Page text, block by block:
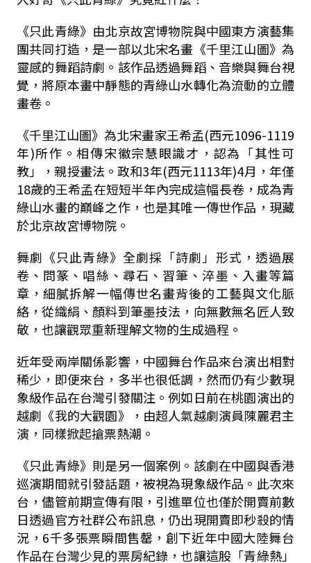
《只此青綠》由北京故宮博物院與中國東方演藝集
團共同打造，是一部以北宋名畫《千里江山圖》為
靈感的舞蹈詩劇。該作品透過舞蹈、音樂與舞台視
覺，將原本畫中靜態的青綠山水轉化為流動的立體
畫卷。
《千里江山圖》為北宋畫家王希孟(西元1096-1119
年)所作。相傳宋徽宗慧眼識才，認為「其性可
教」，親授畫法。政和3年(西元1113年)4月，年僅
18歲的王希孟在短短半年內完成這幅長卷，成為青
綠山水畫的巔峰之作，也是其唯一傳世作品，現藏
於北京故宮博物院。
舞劇《只此青綠》全劇採「詩劇」形式，透過展
卷、問篆、唱絲、尋石、習筆、淬墨、入畫等篇
章，細膩拆解一幅傳世名畫背後的工藝與文化脈
絡，從織絹、顏料到筆墨技法，向無數無名匠人致
敬，也讓觀眾重新理解文物的生成過程。
近年受兩岸關係影響，中國舞台作品來台演出相對
稀少，即便來台，多半也很低調，然而仍有少數現
象級作品在台灣引發關注。例如日前在桃園演出的
越劇《我的大觀園》，由超人氣越劇演員陳麗君主
演，同樣掀起搶票熱潮。
《只此青綠》則是另一個案例。該劇在中國與香港
巡演期間就引發話題，被視為現象級作品。此次來
台，儘管前期宣傳有限，引進單位也僅於開賣前數
日透過官方社群公布訊息，仍出現開賣即秒殺的情
況，6千多張票瞬間售罄，創下近年中國大陸舞台
作品在台灣少見的票房紀錄，也讓這股「青綠熱」